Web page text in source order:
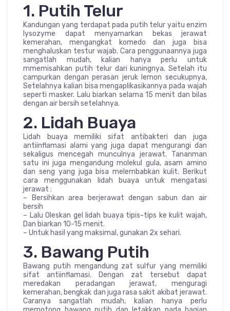
1. Putih Telur
Kandungan yang terdapat pada putih telur yaitu enzim
lysozyme dapat menyamarkan bekas jerawat
kemerahan, mengangkat komedo dan juga bisa
menghaluskan testur wajab. Cara penggunaannya juga
sangatlah mudah, kalian hanya perlu untuk
mmemisahkan putih telur dari kuningnya. Setelah itu
campurkan dengan perasan jeruk lemon secukupnya,
Setelahnya kalian bisa mengaplikasikannya pada wajah
seperti masker. Lalu biarkan selama 15 menit dan bilas
dengan air bersih setelahnya.
2. Lidah Buaya
Lidah buaya memiliki sifat antibakteri dan juga
antiinflamasi alami yang juga dapat mengurangi dan
sekaligus mencegah munculnya jerawat. Tananman
satu ini juga mengandung molekul gula, asam amino
dan seng yang juga bisa melembabkan kulit. Berikut
cara menggunakan lidah buaya untuk mengatasi
jerawat :
– Bersihkan area berjerawat dengan sabun dan air
bersih
– Lalu Oleskan gel lidah buaya tipis-tips ke kulit wajah,
Dan biarkan 10-15 menit.
– Untuk hasil yang maksimal, gunakan 2x sehari.
3. Bawang Putih
Bawang putih mengandung zat sulfur yang memiliki
sifat antiinflamasi. Dengan zat tersebut dapat
meredakan peradangan jerawat, menguragi
kemerahan, bengkak dan juga rasa sakit akibat jerawat.
Caranya sangatlah mudah, kalian hanya perlu